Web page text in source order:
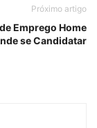
Próximo artigo
Emprego Home
se Candidatar